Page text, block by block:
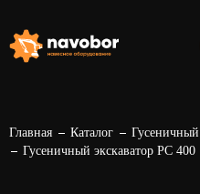
Главная Каталог
Гусеничный экскаватор PC 400